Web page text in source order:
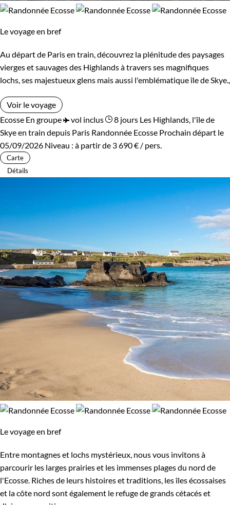
Le voyage en bref
Au départ de Paris en train, découvrez la plénitude des paysages
vierges et sauvages des Highlands à travers ses magnifiques
lochs, ses majestueux glens mais aussi l'emblématique île de Skye.,
Voir le voyage
Ecosse En groupe vol inclus 8 jours Les Highlands, l'île de
Skye en train depuis Paris Randonnée Ecosse Prochain départ le
05/09/2026 Niveau : à partir de 3 690 € / pers.
Carte
Détails
Le voyage en bref
Entre montagnes et lochs mystérieux, nous vous invitons à
parcourir les larges prairies et les immenses plages du nord de
l'Ecosse. Riches de leurs histoires et traditions, les îles écossaises
et la côte nord sont également le refuge de grands cétacés et